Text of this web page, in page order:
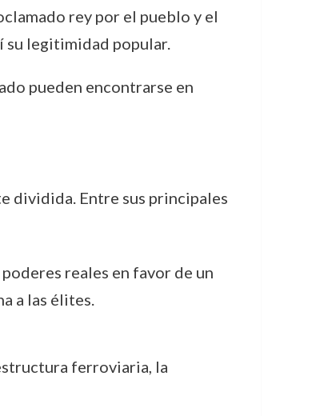
rey por el pueblo y el
su legitimidad popular.
pueden encontrarse en
dividida. Entre sus principales
reales en favor de un
a las élites.
ferroviaria, la